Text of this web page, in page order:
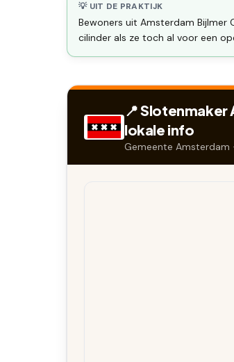
💡 UIT DE PRAKTIJK
Bewoners uit Amsterdam Bijlmer
cilinder als ze toch al voor een
📍 Slotenmaker
lokale info
Gemeente Amsterdam ·